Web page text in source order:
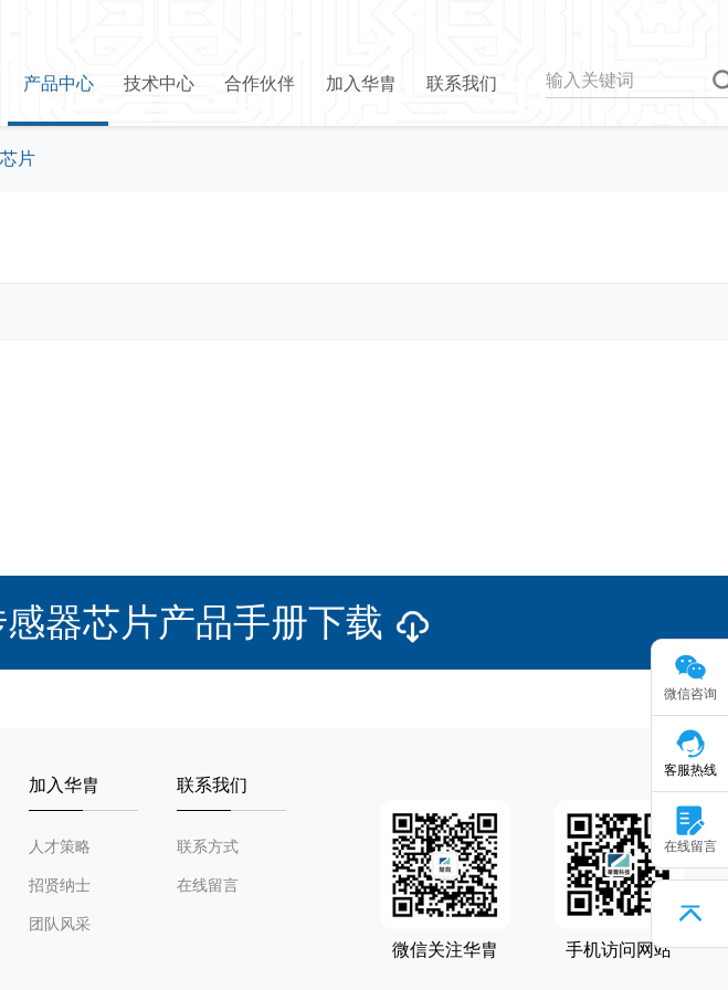
产品中心 技术中心 合作伙伴 加入华胄 联系我们
片
器芯片产品手册下载
加入华胄
人才策略
招贤纳士
团队风采
联系我们
联系方式
在线留言
微信关注华胄 手机访问网站
微信咨询
客服热线
在线留言